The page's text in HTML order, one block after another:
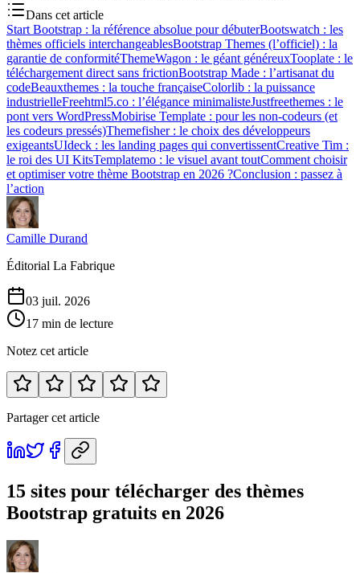
Dans cet article
Start Bootstrap : la référence absolue pour débuterBootswatch : les
thèmes officiels interchangeablesBootstrap Themes (l’officiel) : la
garantie de conformitéThemeWagon : le géant généreuxTooplate : le
téléchargement direct sans frictionBootstrap Made : l’artisanat du
codeBeauxthemes : la touche françaiseColorlib : la puissance
industrielleFreehtml5.co : l’élégance minimalisteJustfreethemes : le
pont vers WordPressMobirise Template : pour les non-codeurs (et
les codeurs pressés)Themefisher : le choix des développeurs
exigeantsUIdeck : les landing pages qui convertissentCreative Tim :
le roi des UI KitsTemplatemo : le visuel avant toutComment choisir
et optimiser votre thème Bootstrap en 2026 ?Conclusion : passez à
l’action
Camille Durand
Éditorial La Fabrique
03 juil. 2026
17 min de lecture
Notez cet article
Partager cet article
15 sites pour télécharger des thèmes
Bootstrap gratuits en 2026